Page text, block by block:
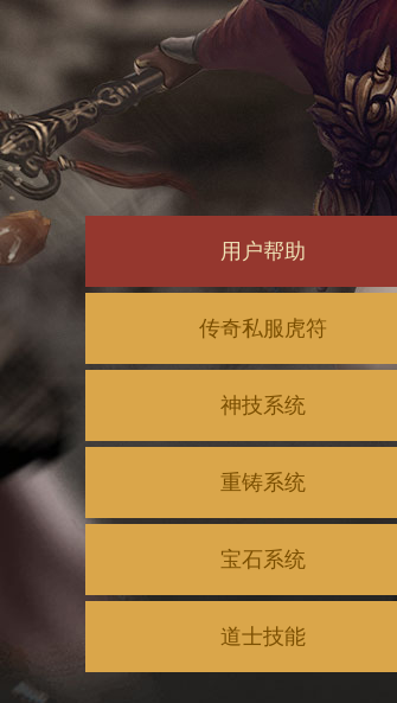
用户帮助
传奇私服虎符
神技系统
重铸系统
宝石系统
道士技能